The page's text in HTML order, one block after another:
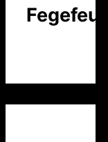
Fegefeuer